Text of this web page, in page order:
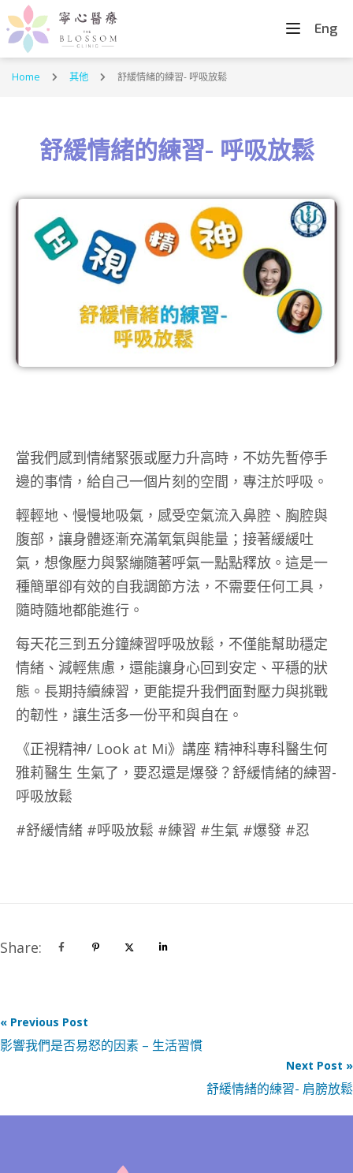
Eng
Home 其他 舒緩情緒的練習- 呼吸放鬆
舒緩情緒的練習- 呼吸放鬆
當我們感到情緒緊張或壓力升高時，不妨先暫停手
邊的事情，給自己一個片刻的空間，專注於呼吸。
輕輕地、慢慢地吸氣，感受空氣流入鼻腔、胸腔與
腹部，讓身體逐漸充滿氧氣與能量；接著緩緩吐
氣，想像壓力與緊繃隨著呼氣一點點釋放。這是一
種簡單卻有效的自我調節方法，不需要任何工具，
隨時隨地都能進行。
每天花三到五分鐘練習呼吸放鬆，不僅能幫助穩定
情緒、減輕焦慮，還能讓身心回到安定、平穩的狀
態。長期持續練習，更能提升我們面對壓力與挑戰
的韌性，讓生活多一份平和與自在。
《正視精神/ Look at Mi》講座 精神科專科醫生何
雅莉醫生 生氣了，要忍還是爆發？舒緩情緒的練習-
呼吸放鬆
#舒緩情緒 #呼吸放鬆 #練習 #生氣 #爆發 #忍
Share:
« Previous Post
影響我們是否易怒的因素 – 生活習慣
Next Post »
舒緩情緒的練習- 肩膀放鬆